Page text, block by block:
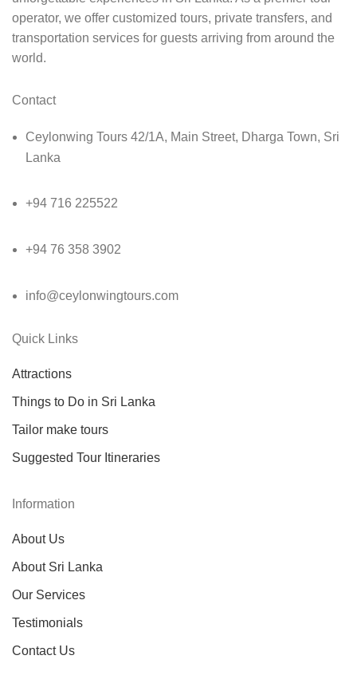
operator, we offer customized tours, private transfers, and
transportation services for guests arriving from around the
world.
Contact
Ceylonwing Tours 42/1A, Main Street, Dharga Town, Sri
Lanka
+94 716 225522
+94 76 358 3902
info@ceylonwingtours.com
Quick Links
Attractions
Things to Do in Sri Lanka
Tailor make tours
Suggested Tour Itineraries
Information
About Us
About Sri Lanka
Our Services
Testimonials
Contact Us